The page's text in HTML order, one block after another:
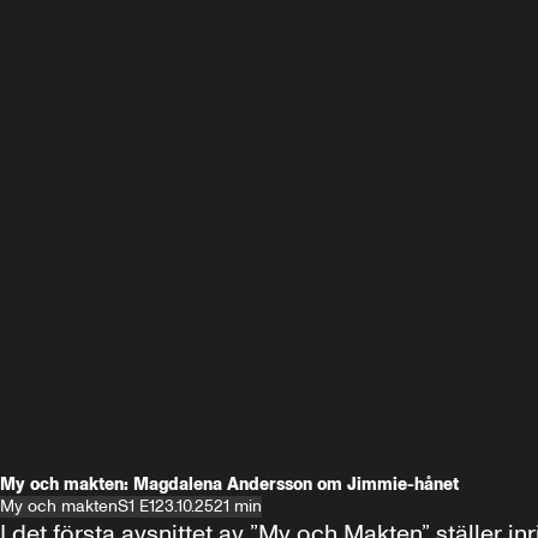
My och makten: Magdalena Andersson om Jimmie-hånet
My och maktenS1 E123.10.2521 min